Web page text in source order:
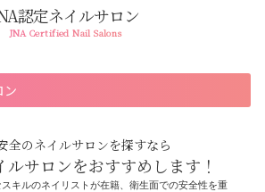
認定ネイルサロン
JNA Certified Nail Salons
ン
全のネイルサロンを探すなら
ルサロンをおすすめします！
キルのネイリストが在籍、衛生面での安全性を重